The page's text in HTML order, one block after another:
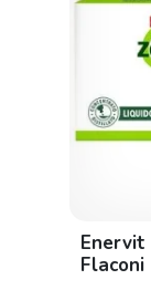
Enervit
Flaconi